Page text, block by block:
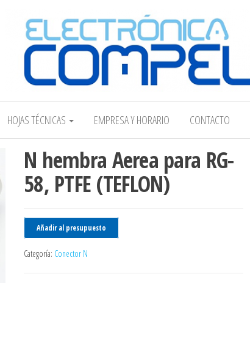
Electrónica COMPEL
HOJAS TÉCNICAS EMPRESA Y HORARIO CONTACTO
N hembra Aerea para RG-
58, PTFE (TEFLON)
Añadir al presupuesto
Categoría: Conector N